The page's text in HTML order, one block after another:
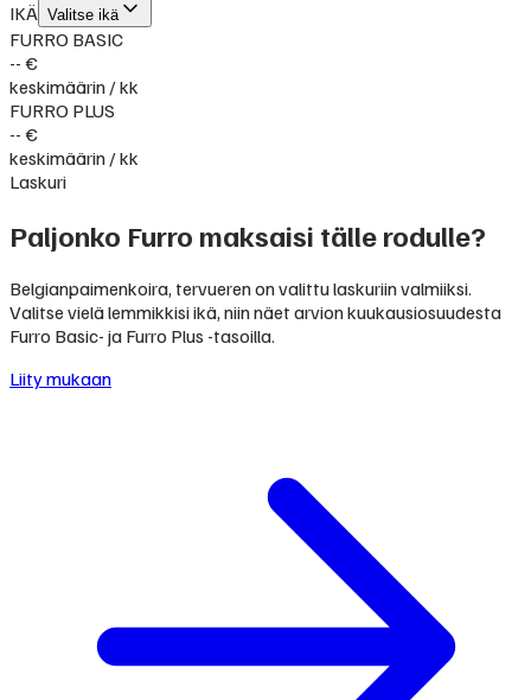
IKÄ Valitse ikä
FURRO BASIC
-- €
keskimäärin / kk
FURRO PLUS
-- €
keskimäärin / kk
Laskuri
Paljonko Furro maksaisi tälle rodulle?
Belgianpaimenkoira, tervueren on valittu laskuriin valmiiksi.
Valitse vielä lemmikkisi ikä, niin näet arvion kuukausiosuudesta
Furro Basic- ja Furro Plus -tasoilla.
Liity mukaan